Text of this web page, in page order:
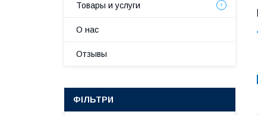
Товары и услуги
О нас
Отзывы
ФІЛЬТРИ